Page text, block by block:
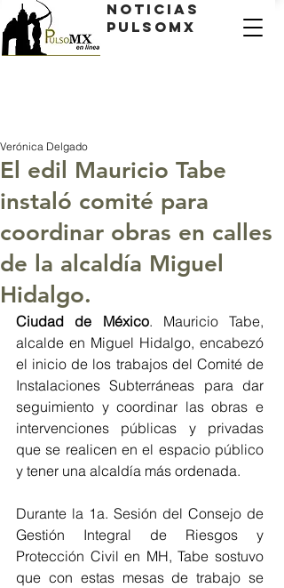
Noticias
PulsoMX
El edil Mauricio Tabe
instaló comité para
coordinar obras en calles
de la alcaldía Miguel
Hidalgo.
Verónica Delgado
Ciudad de México. Mauricio Tabe,
alcalde en Miguel Hidalgo, encabezó
el inicio de los trabajos del Comité de
Instalaciones Subterráneas para dar
seguimiento y coordinar las obras e
intervenciones públicas y privadas
que se realicen en el espacio público
y tener una alcaldía más ordenada.
Durante la 1a. Sesión del Consejo de
Gestión Integral de Riesgos y
Protección Civil en MH, Tabe sostuvo
que con estas mesas de trabajo se